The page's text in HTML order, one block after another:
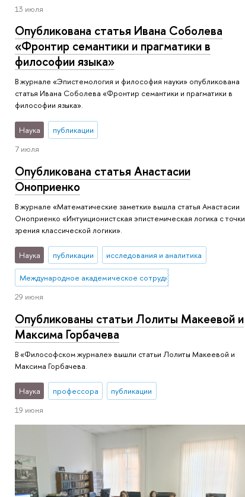
13 июля
Опубликована статья Ивана Соболева
«Фронтир семантики и прагматики в
философии языка»
В журнале «Эпистемология и философия науки» опубликована
статья Ивана Соболева «Фронтир семантики и прагматики в
философии языка».
Наука
публикации
7 июля
Опубликована статья Анастасии
Оноприенко
В журнале «Математические заметки» вышла статья Анастасии
Оноприенко «Интуиционистская эпистемическая логика с точки
зрения классической логики».
Наука публикации исследования и аналитика
Международное академическое сотрудничество
29 июня
Опубликованы статьи Лолиты Макеевой и
Максима Горбачева
В «Философском журнале» вышли статьи Лолиты Макеевой и
Максима Горбачева.
Наука профессора
публикации
19 июня